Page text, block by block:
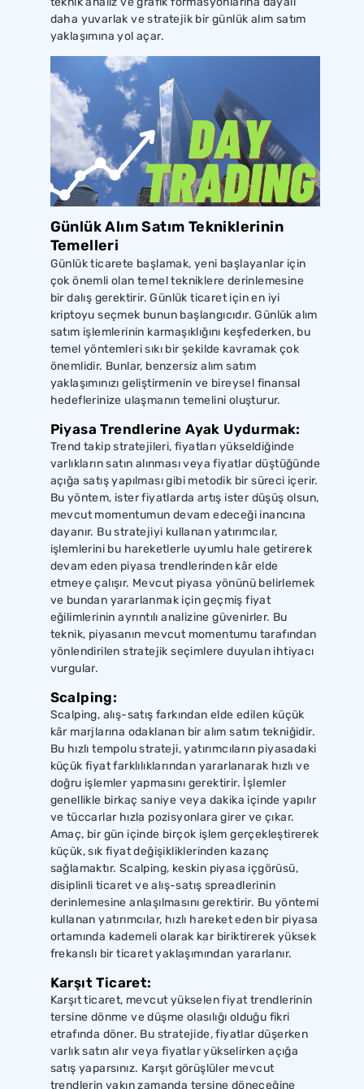
daha yuvarlak ve stratejik bir günlük alım satım
yaklaşımına yol açar.
Günlük Alım Satım Tekniklerinin
Temelleri
Günlük ticarete başlamak, yeni başlayanlar için
çok önemli olan temel tekniklere derinlemesine
bir dalış gerektirir. Günlük ticaret için en iyi
kriptoyu seçmek bunun başlangıcıdır. Günlük alım
satım işlemlerinin karmaşıklığını keşfederken, bu
temel yöntemleri sıkı bir şekilde kavramak çok
önemlidir. Bunlar, benzersiz alım satım
yaklaşımınızı geliştirmenin ve bireysel finansal
hedeflerinize ulaşmanın temelini oluşturur.
Piyasa Trendlerine Ayak Uydurmak:
Trend takip stratejileri, fiyatları yükseldiğinde
varlıkların satın alınması veya fiyatlar düştüğünde
açığa satış yapılması gibi metodik bir süreci içerir.
Bu yöntem, ister fiyatlarda artış ister düşüş olsun,
mevcut momentumun devam edeceği inancına
dayanır. Bu stratejiyi kullanan yatırımcılar,
işlemlerini bu hareketlerle uyumlu hale getirerek
devam eden piyasa trendlerinden kâr elde
etmeye çalışır. Mevcut piyasa yönünü belirlemek
ve bundan yararlanmak için geçmiş fiyat
eğilimlerinin ayrıntılı analizine güvenirler. Bu
teknik, piyasanın mevcut momentumu tarafından
yönlendirilen stratejik seçimlere duyulan ihtiyacı
vurgular.
Scalping:
Scalping, alış-satış farkından elde edilen küçük
kâr marjlarına odaklanan bir alım satım tekniğidir.
Bu hızlı tempolu strateji, yatırımcıların piyasadaki
küçük fiyat farklılıklarından yararlanarak hızlı ve
doğru işlemler yapmasını gerektirir. İşlemler
genellikle birkaç saniye veya dakika içinde yapılır
ve tüccarlar hızla pozisyonlara girer ve çıkar.
Amaç, bir gün içinde birçok işlem gerçekleştirerek
küçük, sık fiyat değişikliklerinden kazanç
sağlamaktır. Scalping, keskin piyasa içgörüsü,
disiplinli ticaret ve alış-satış spreadlerinin
derinlemesine anlaşılmasını gerektirir. Bu yöntemi
kullanan yatırımcılar, hızlı hareket eden bir piyasa
ortamında kademeli olarak kar biriktirerek yüksek
frekanslı bir ticaret yaklaşımından yararlanır.
Karşıt Ticaret:
Karşıt ticaret, mevcut yükselen fiyat trendlerinin
tersine dönme ve düşme olasılığı olduğu fikri
etrafında döner. Bu stratejide, fiyatlar düşerken
varlık satın alır veya fiyatlar yükselirken açığa
satış yaparsınız. Karşıt görüşlüler mevcut
trendlerin yakın zamanda tersine döneceğine